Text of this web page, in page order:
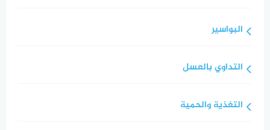
البواسير
التداوي بالعسل
التغذية والحمية